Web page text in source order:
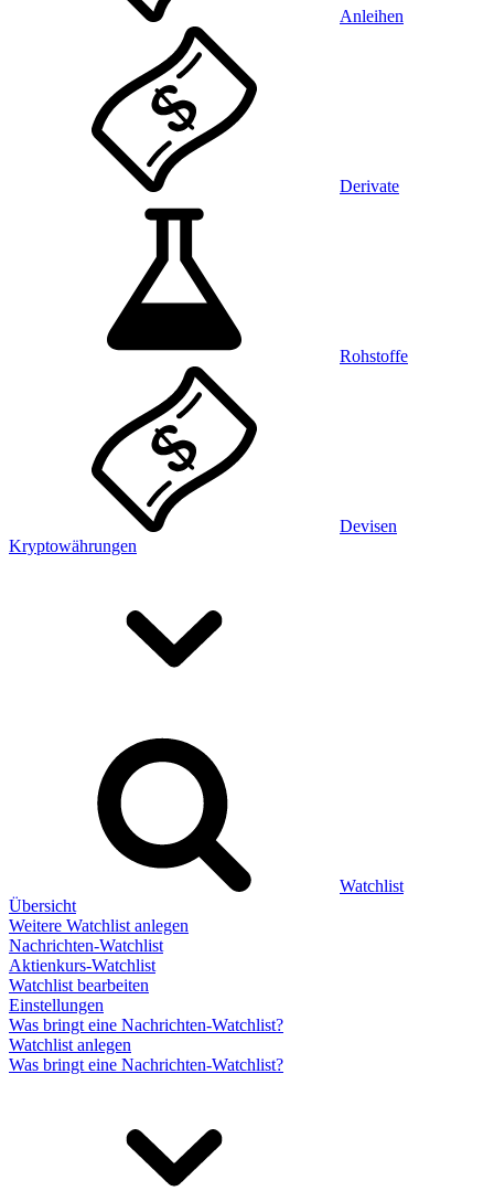
Anleihen
Derivate
Rohstoffe
Devisen
Kryptowährungen
Watchlist
Übersicht
Weitere Watchlist anlegen
Nachrichten-Watchlist
Aktienkurs-Watchlist
Watchlist bearbeiten
Einstellungen
Was bringt eine Nachrichten-Watchlist?
Watchlist anlegen
Was bringt eine Nachrichten-Watchlist?